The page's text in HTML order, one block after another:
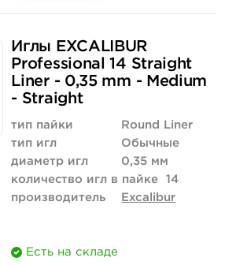
160 руб.
купить
1 520 руб.
нет на складе
Иглы EXCALIBUR
Professional 14 Straight
Liner - 0,35 mm - Medium
- Straight
тип пайки
Round Liner
тип игл
Обычные
диаметр игл
0,35 мм
количество игл в пайке
14
производитель
Excalibur
Есть на складе